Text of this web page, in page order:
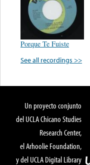
Porque Te Fuiste
See all recordings >>
Un proyecto conjunto
del UCLA Chicano Studies
Research Center,
el Arhoolie Foundation,
y del UCLA Digital Library